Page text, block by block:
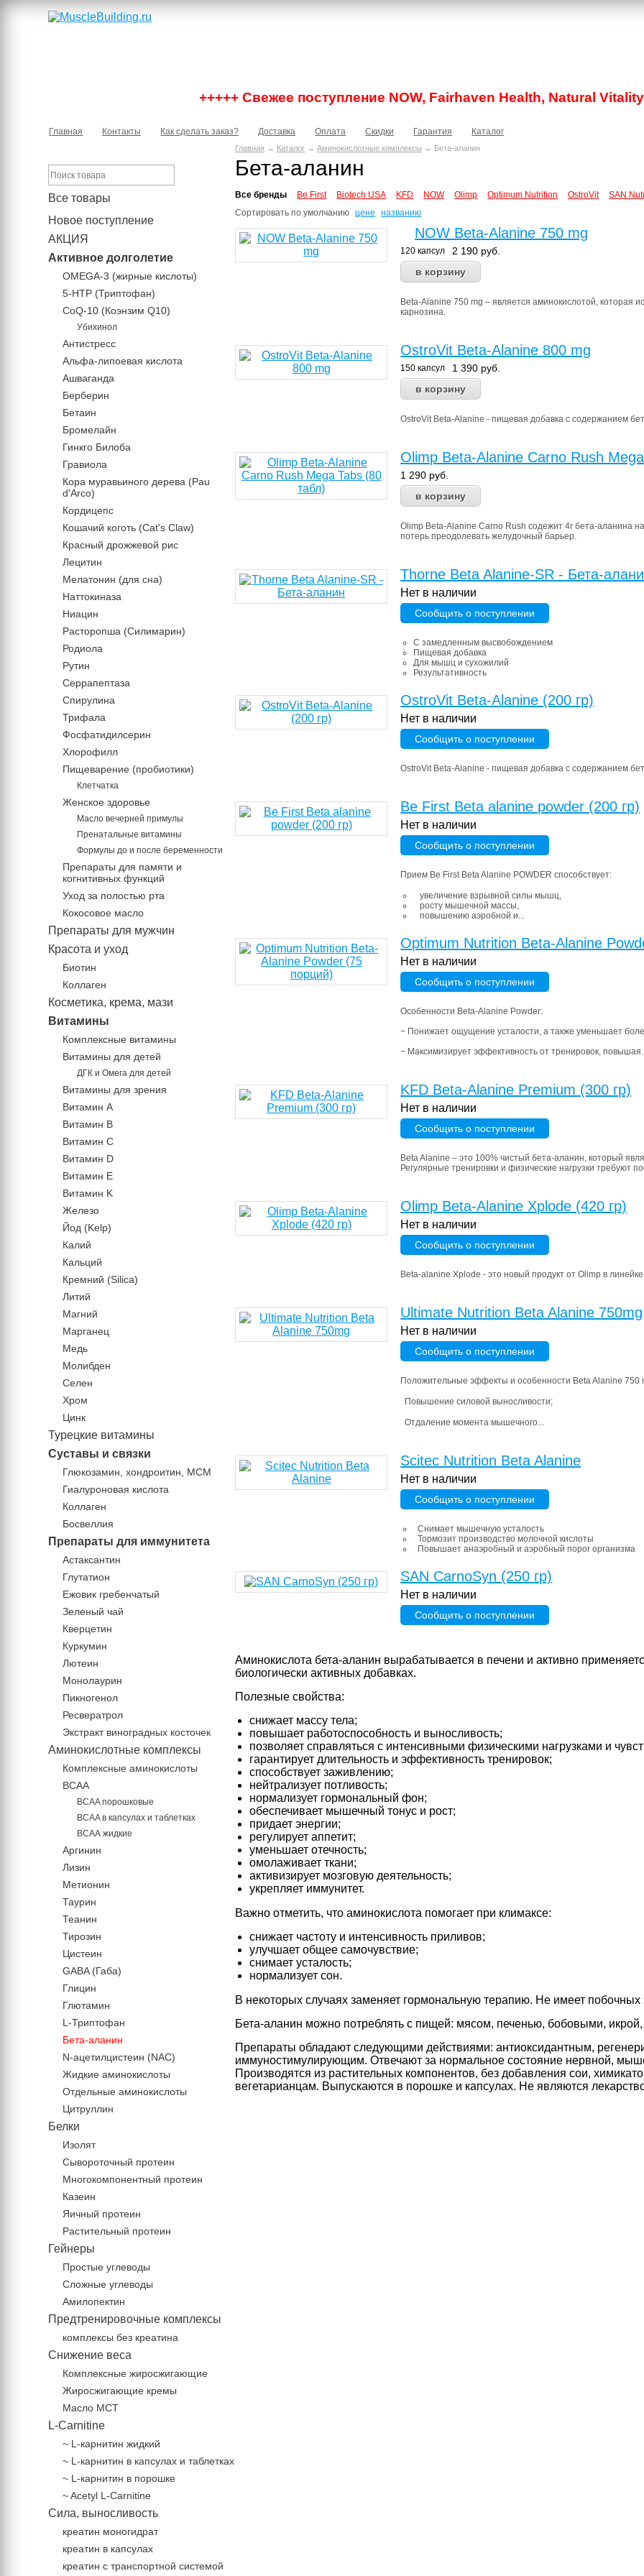
+++++ Свежее поступление NOW, Fairhaven Health, Natural
Главная Контакты Как сделать заказ? Доставка Оплата Скидки Гарантия Каталог
Главная → Каталог →Аминокислотные комплексы → Бета-аланин
Бета-аланин
Все бренды Be First Biotech USA KFD NOW Olimp Optimum Nutrition OstroVit
SAN
Сортировать поумолчанию цене названию
NOW Beta-Alanine 750 mg
120 капсул 2 190 руб.
Beta-Alanine 750 mg – является аминокислотой, которая
карнозина.
OstroVit Beta-Alanine 800 mg
150 капсул 1 390 руб.
OstroVit Beta-Alanine - пищевая добавка с содержанием
Olimp Beta-Alanine Carno Rush
1 290 руб.
Olimp Beta-Alanine Carno Rush содежит 4г бета-аланина
потерь преодолевать желудочный барьер.
Thorne Beta Alanine-SR - Бета-
Нет в наличии
Сообщить о поступлении
С замедленным высвобождением
Пищевая добавка
Для мышц и сухожилий
Результативность
OstroVit Beta-Alanine (200 гр)
Нет в наличии
Сообщить о поступлении
OstroVit Beta-Alanine - пищевая добавка с содержанием
Be First Beta alanine powder (200 гр)
Нет в наличии
Сообщить о поступлении
Прием Be First Beta Alanine POWDER способствует:
увеличение взрывной силы мышц,
росту мышечной массы,
повышению аэробной и...
Optimum Nutrition Beta-Alanine
Нет в наличии
Сообщить о поступлении
Особенности Beta-Alanine Powder:
− Понижает ощущение усталости, а также уменьшает
− Максимизирует эффективность от тренировок,
KFD Beta-Alanine Premium (300 гр)
Нет в наличии
Сообщить о поступлении
Beta Alanine – это 100% чистый бета-аланин, который
Регулярные тренировки и физические нагрузки требуют
Olimp Beta-Alanine Xplode (420 гр)
Нет в наличии
Сообщить о поступлении
Beta-alanine Xplode - это новый продукт от Olimp в
Ultimate Nutrition Beta Alanine 750mg
Нет в наличии
Сообщить о поступлении
Положительные эффекты и особенности Beta Alanine 750
Повышение силовой выносливости;
Отдаление момента мышечного...
Scitec Nutrition Beta Alanine
Нет в наличии
Сообщить о поступлении
Снимает мышечную усталость
Тормозит производство молочной кислоты
Повышает анаэробный и аэробный порог организма
SAN CarnoSyn (250 гр)
Нет в наличии
Сообщить о поступлении
Аминокислота бета-аланин вырабатывается в печени и активно
биологически активных добавках.
Полезные свойства:
снижает массу тела;
повышает работоспособность и выносливость;
позволяет справляться с интенсивными физическими нагрузками и
гарантирует длительность и эффективность тренировок;
способствует заживлению;
нейтрализует потливость;
нормализует гормональный фон;
обеспечивает мышечный тонус и рост;
придает энергии;
регулирует аппетит;
уменьшает отечность;
омолаживает ткани;
активизирует мозговую деятельность;
укрепляет иммунитет.
Важно отметить, что аминокислота помогает при климаксе:
снижает частоту и интенсивность приливов;
улучшает общее самочувствие;
снимает усталость;
нормализует сон.
В некоторых случаях заменяет гормональную терапию. Не имеет
Бета-аланин можно потреблять с пищей: мясом, печенью, бобовыми,
Препараты обладают следующими действиями: антиоксидантным,
иммуностимулирующим. Отвечают за нормальное состояние нервной,
Производятся из растительных компонентов, без добавления сои,
вегетарианцам. Выпускаются в порошке и капсулах. Не являются
Все товары
Новое поступление
АКЦИЯ
Активное долголетие
OMEGA-3 (жирные кислоты)
5-HTP (Триптофан)
CoQ-10 (Коэнзим Q10)
Убихинол
Антистресс
Альфа-липоевая кислота
Ашваганда
Берберин
Бетаин
Бромелайн
Гинкго Билоба
Гравиола
Кора муравьиного дерева (Pau
d'Arco)
Кордицепс
Кошачий коготь (Cat's Claw)
Красный дрожжевой рис
Лецитин
Мелатонин (для сна)
Наттокиназа
Ниацин
Расторопша (Силимарин)
Родиола
Рутин
Серрапептаза
Спирулина
Трифала
Фосфатидилсерин
Хлорофилл
Пищеварение (пробиотики)
Клетчатка
Женское здоровье
Масло вечерней примулы
Пренатальные витамины
Формулы до и после беременности
Препараты для памяти и
когнитивных функций
Уход за полостью рта
Кокосовое масло
Препараты для мужчин
Красота и уход
Биотин
Коллаген
Косметика, крема, мази
Витамины
Комплексные витамины
Витамины для детей
ДГК и Омега для детей
Витамины для зрения
Витамин А
Витамин В
Витамин C
Витамин D
Витамин Е
Витамин K
Железо
Йод (Kelp)
Калий
Кальций
Кремний (Silica)
Литий
Магний
Марганец
Медь
Молибден
Селен
Хром
Цинк
Турецкие витамины
Суставы и связки
Глюкозамин, хондроитин, МСМ
Гиалуроновая кислота
Коллаген
Босвеллия
Препараты для иммунитета
Астаксантин
Глутатион
Ежовик гребенчатый
Зеленый чай
Кверцетин
Куркумин
Лютеин
Монолаурин
Пикногенол
Ресвератрол
Экстракт виноградных косточек
Аминокислотные комплексы
Комплексные аминокислоты
BCAA
BCAA порошковые
BCAA в капсулах и таблетках
ВСАА жидкие
Аргинин
Лизин
Метионин
Таурин
Теанин
Тирозин
Цистеин
GABA (Габа)
Глицин
Глютамин
L-Триптофан
Бета-аланин
N-ацетилцистеин (NAC)
Жидкие аминокислоты
Отдельные аминокислоты
Цитруллин
Белки
Изолят
Сывороточный протеин
Многокомпонентный протеин
Казеин
Яичный протеин
Растительный протеин
Гейнеры
Простые углеводы
Сложные углеводы
Амилопектин
Предтренировочные комплексы
комплексы без креатина
Снижение веса
Комплексные жиросжигающие
Жиросжигающие кремы
Масло МСТ
L-Carnitine
~ L-карнитин жидкий
~ L-карнитин в капсулах и таблетках
~ L-карнитин в порошке
~ Acetyl L-Carnitine
Сила, выносливость
креатин моногидрат
креатин в капсулах
креатин с транспортной системой